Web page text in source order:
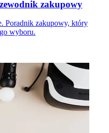
zakupowy
Poradnik zakupowy, który
wyboru.